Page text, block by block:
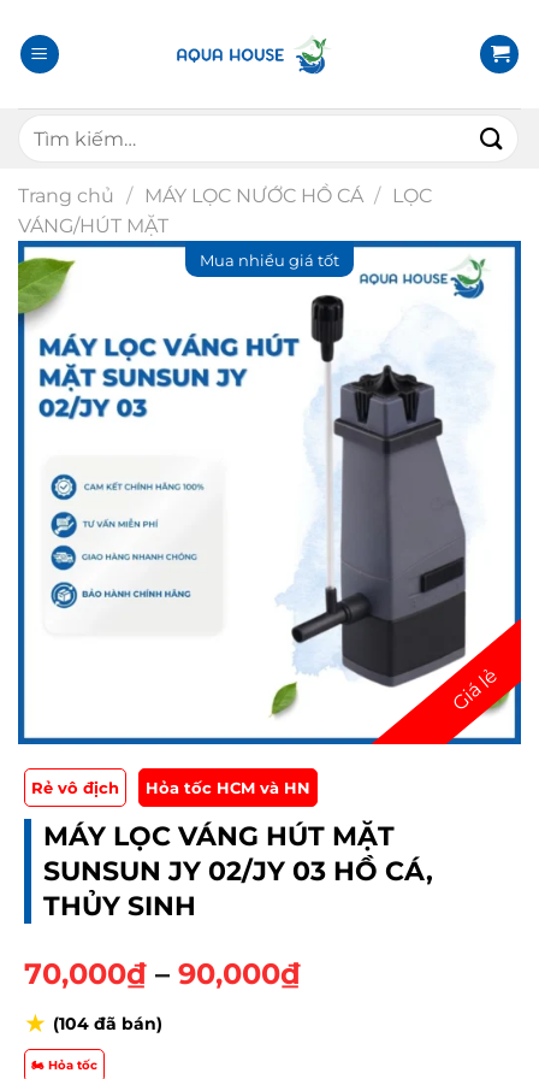
k
i
ế
m
:
Trang chủ / MÁY LỌC NƯỚC HỒ CÁ /
LỌC
VÁNG/HÚT MẶT
Rẻ vô địch Hỏa tốc HCM và HN
MÁY LỌC VÁNG HÚT MẶT
SUNSUN JY 02/JY 03 HỒ CÁ,
THỦY SINH
70,000₫ – 90,000₫K
★ (104 đã bán)
🏍️ Hỏa tốc